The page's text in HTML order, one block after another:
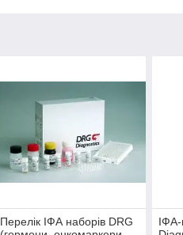
Перелік ІФА наборів DRG